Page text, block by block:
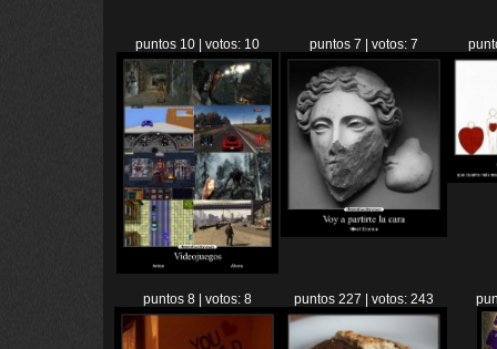
puntos 10 | votos: 10 puntos 7 | votos: 7
puntos 8 | votos: 8 puntos 227 | votos: 243